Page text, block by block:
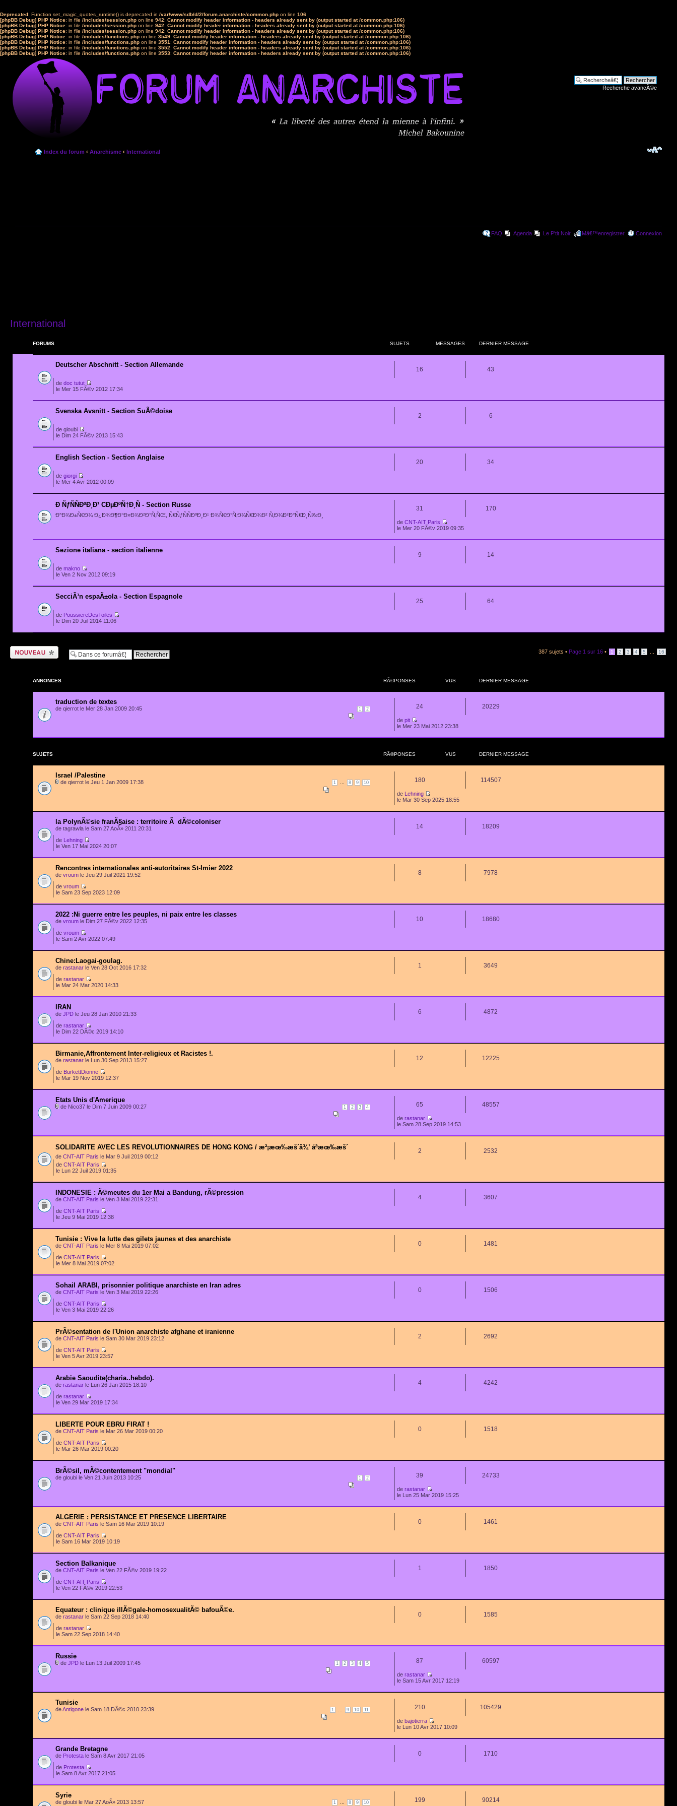
Deprecated: Function set_magic_quotes_runtime() is deprecated in /var/www/sdb/d/2/forum.anarchiste/common.php on line 106
[phpBB Debug] PHP Notice: in file /includes/session.php on line 942: Cannot modify header information - headers already sent by (output started at /common.php:106)
[phpBB Debug] PHP Notice: in file /includes/session.php on line 942: Cannot modify header information - headers already sent by (output started at /common.php:106)
[phpBB Debug] PHP Notice: in file /includes/session.php on line 942: Cannot modify header information - headers already sent by (output started at /common.php:106)
[phpBB Debug] PHP Notice: in file /includes/functions.php on line 3549: Cannot modify header information - headers already sent by (output started at /common.php:106)
[phpBB Debug] PHP Notice: in file /includes/functions.php on line 3551: Cannot modify header information - headers already sent by (output started at /common.php:106)
[phpBB Debug] PHP Notice: in file /includes/functions.php on line 3552: Cannot modify header information - headers already sent by (output started at /common.php:106)
[phpBB Debug] PHP Notice: in file /includes/functions.php on line 3553: Cannot modify header information - headers already sent by (output started at /common.php:106)
Recherche avancÃ©e
Index du forum ‹ Anarchisme ‹ International
FAQ Agenda Le P'tit Noir Mâ€™enregistrer Connexion
International
FORUMS SUJETS MESSAGES DERNIER MESSAGE
Deutscher Abschnitt - Section Allemande
16 43
de doc tutut
le Mer 15 FÃ©v 2012 17:34
Svenska Avsnitt - Section SuÃ©doise
2 6
de gloubi
le Dim 24 FÃ©v 2013 15:43
English Section - Section Anglaise
20 34
de giorgi
le Mer 4 Avr 2012 00:09
Ð ÑƒÑÑÐºÐ¸Ð¹ CÐµÐºÑ†Ð¸Ñ - Section Russe
Ð”Ð¾Ð±Ñ€Ð¾ Ð¿Ð¾Ð¶Ð°Ð»Ð¾Ð²Ð°Ñ‚ÑŒ, Ñ€ÑƒÑÑÐºÐ¸Ð¹ Ð¾Ñ€Ð°Ñ‚Ð¾Ñ€Ð¾Ð² Ñ‚Ð¾Ð²Ð°Ñ€Ð¸Ñ‰Ð¸
31 170
de CNT-AIT Paris
le Mer 20 FÃ©v 2019 09:35
Sezione italiana - section italienne
9 14
de makno
le Ven 2 Nov 2012 09:19
SecciÃ³n espaÃ±ola - Section Espagnole
25 64
de PoussiereDesToiles
le Dim 20 Juil 2014 11:06
Ecrire un nouveau
sujet
387 sujets • Page 1 sur 16 • 1 2 3 4 5 16
ANNONCES RÃ©PONSES VUS DERNIER MESSAGE
traduction de textes
1 2
de qierrot le Mer 28 Jan 2009 20:45 24 20229
de pit
le Mer 23 Mai 2012 23:38
SUJETS RÃ©PONSES VUS DERNIER MESSAGE
Israel /Palestine
1 ... 8 9 10
de qierrot le Jeu 1 Jan 2009 17:38 180 114507
de Lehning
le Mar 30 Sep 2025 18:55
la PolynÃ©sie franÃ§aise : territoire Ã dÃ©coloniser
de tagrawla le Sam 27 AoÃ» 2011 20:31 14 18209
de Lehning
le Ven 17 Mai 2024 20:07
Rencontres internationales anti-autoritaires St-Imier 2022
de vroum le Jeu 29 Juil 2021 19:52 8 7978
de vroum
le Sam 23 Sep 2023 12:09
2022 :Ni guerre entre les peuples, ni paix entre les classes
de vroum le Dim 27 FÃ©v 2022 12:35 10 18680
de vroum
le Sam 2 Avr 2022 07:49
Chine:Laogai-goulag.
de rastanar le Ven 28 Oct 2016 17:32 1 3649
de rastanar
le Mar 24 Mar 2020 14:33
IRAN
de JPD le Jeu 28 Jan 2010 21:33 6 4872
de rastanar
le Dim 22 DÃ©c 2019 14:10
Birmanie,Affrontement Inter-religieux et Racistes !.
de rastanar le Lun 30 Sep 2013 15:27 12 12225
de BurkettDionne
le Mar 19 Nov 2019 12:37
Etats Unis d'Amerique
1 2 3 4
de Nico37 le Dim 7 Juin 2009 00:27 65 48557
de rastanar
le Sam 28 Sep 2019 14:53
SOLIDARITE AVEC LES REVOLUTIONNAIRES DE HONG KONG / æ²¡æœ‰æš´å¾’ åªæœ‰æš´
de CNT-AIT Paris le Mar 9 Juil 2019 00:12
2 2532
de CNT-AIT Paris
le Lun 22 Juil 2019 01:35
INDONESIE : Ã©meutes du 1er Mai a Bandung, rÃ©pression
de CNT-AIT Paris le Ven 3 Mai 2019 22:31 4 3607
de CNT-AIT Paris
le Jeu 9 Mai 2019 12:38
Tunisie : Vive la lutte des gilets jaunes et des anarchiste
de CNT-AIT Paris le Mer 8 Mai 2019 07:02 0 1481
de CNT-AIT Paris
le Mer 8 Mai 2019 07:02
Sohail ARABI, prisonnier politique anarchiste en Iran adres
de CNT-AIT Paris le Ven 3 Mai 2019 22:26 0 1506
de CNT-AIT Paris
le Ven 3 Mai 2019 22:26
PrÃ©sentation de l'Union anarchiste afghane et iranienne
de CNT-AIT Paris le Sam 30 Mar 2019 23:12 2 2692
de CNT-AIT Paris
le Ven 5 Avr 2019 23:57
Arabie Saoudite(charia..hebdo).
de rastanar le Lun 26 Jan 2015 18:10 4 4242
de rastanar
le Ven 29 Mar 2019 17:34
LIBERTE POUR EBRU FIRAT !
de CNT-AIT Paris le Mar 26 Mar 2019 00:20 0 1518
de CNT-AIT Paris
le Mar 26 Mar 2019 00:20
BrÃ©sil, mÃ©contentement "mondial"
1 2
de gloubi le Ven 21 Juin 2013 10:25 39 24733
de rastanar
le Lun 25 Mar 2019 15:25
ALGERIE : PERSISTANCE ET PRESENCE LIBERTAIRE
de CNT-AIT Paris le Sam 16 Mar 2019 10:19 0 1461
de CNT-AIT Paris
le Sam 16 Mar 2019 10:19
Section Balkanique
de CNT-AIT Paris le Ven 22 FÃ©v 2019 19:22 1 1850
de CNT-AIT Paris
le Ven 22 FÃ©v 2019 22:53
Equateur : clinique illÃ©gale-homosexualitÃ© bafouÃ©e.
de rastanar le Sam 22 Sep 2018 14:40 0 1585
de rastanar
le Sam 22 Sep 2018 14:40
Russie
1 2 3 4 5
de JPD le Lun 13 Juil 2009 17:45 87 60597
de rastanar
le Sam 15 Avr 2017 12:19
Tunisie
1 ... 9 10 11
deAntigone le Sam 18 DÃ©c 2010 23:39 210 105429
de bajotierra
le Lun 10 Avr 2017 10:09
Grande Bretagne
de Protesta le Sam 8 Avr 2017 21:05 0 1710
de Protesta
le Sam 8 Avr 2017 21:05
Syrie
1 ... 8 9 10
de gloubi le Mar 27 AoÃ» 2013 13:57 199 90214